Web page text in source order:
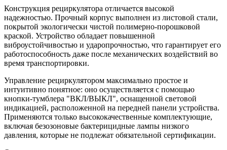
Конструкция рециркулятора отличается высокой
надежностью. Прочный корпус выполнен из листовой стали,
покрытой экологически чистой полимерно-порошковой
краской. Устройство обладает повышенной
виброустойчивостью и ударопрочностью, что гарантирует его
работоспособность даже после механических воздействий во
время транспортировки.
Управление рециркулятором максимально простое и
интуитивно понятное: оно осуществляется с помощью
кнопки-тумблера "ВКЛ/ВЫКЛ", оснащенной световой
индикацией, расположенной на передней панели устройства.
Применяются только высококачественные комплектующие,
включая безозоновые бактерицидные лампы низкого
давления, которые не подлежат обязательной сертификации.